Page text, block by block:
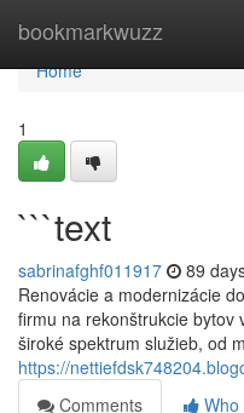
bookmarkwuzz
Home
Home
1
```text
sabrinafghf011917 89
Renovácie a modernizácie
firmu na rekonštrukcie bytov
široké spektrum služieb, od
https://
Comments
Who